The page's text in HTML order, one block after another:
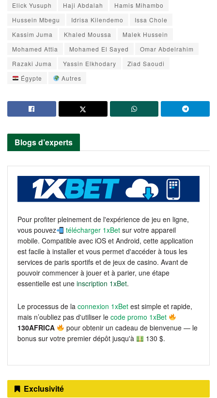
Elick Yusuph
Haji Abdalah
Hamis Mihambo
Hussein Mbegu
Idrisa Kilendemo
Issa Chole
Kassim Juma
Khaled Moussa
Malek Hussein
Mohamed Attia
Mohamed El Sayed
Omar Abdelrahim
Razaki Juma
Yassin Elkhodary
Ziad Saoudi
Égypte
Autres
Blogs d’experts
Pour profiter pleinement de l'expérience de jeu en ligne,
vous pouvez
télécharger 1xBet sur votre appareil
mobile. Compatible avec iOS et Android, cette application
est facile à installer et vous permet d'accéder à tous les
services de paris sportifs et de jeux de casino. Avant de
pouvoir commencer à jouer et à parier, une étape
essentielle est une inscription 1xBet.
Le processus de la connexion 1xBet est simple et rapide,
mais n’oubliez pas d'utiliser le code promo 1xBet
130AFRICA
pour obtenir un cadeau de bienvenue — le
bonus sur votre premier dépôt jusqu'à
130 $.
Exclusivité